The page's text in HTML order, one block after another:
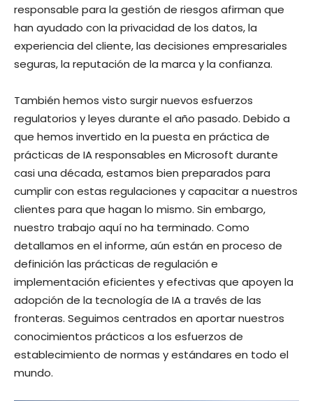
responsable para la gestión de riesgos afirman que
han ayudado con la privacidad de los datos, la
experiencia del cliente, las decisiones empresariales
seguras, la reputación de la marca y la confianza.
También hemos visto surgir nuevos esfuerzos
regulatorios y leyes durante el año pasado. Debido a
que hemos invertido en la puesta en práctica de
prácticas de IA responsables en Microsoft durante
casi una década, estamos bien preparados para
cumplir con estas regulaciones y capacitar a nuestros
clientes para que hagan lo mismo. Sin embargo,
nuestro trabajo aquí no ha terminado. Como
detallamos en el informe, aún están en proceso de
definición las prácticas de regulación e
implementación eficientes y efectivas que apoyen la
adopción de la tecnología de IA a través de las
fronteras. Seguimos centrados en aportar nuestros
conocimientos prácticos a los esfuerzos de
establecimiento de normas y estándares en todo el
mundo.